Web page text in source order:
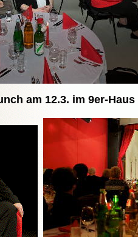
am 12.3. im 9er-Haus